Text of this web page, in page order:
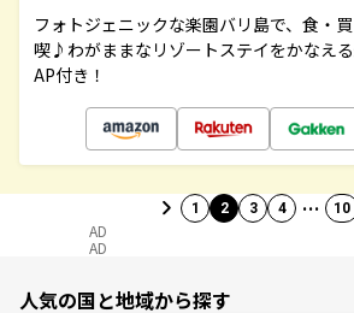
フォトジェニックな楽園バリ島で、食・
喫♪わがままなリゾートステイをかなえ
AP付き！
1 2 3 4 … 10
AD
AD
人気の国と地域から探す